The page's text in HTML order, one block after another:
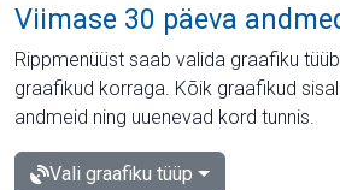
Viimase 30 päeva
Rippmenüüst saab valida graafiku
graafikud korraga. Kõik graafikud
andmeid ning uuenevad kord tunnis.
Vali graafiku tüüp